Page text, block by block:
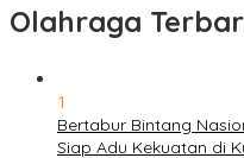
Olahraga
1
Bertabur Bintang
Siap Adu Kekuatan di